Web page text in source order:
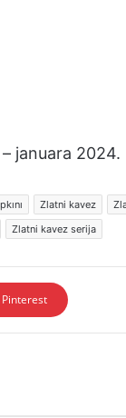
januara 2024.
Zlatni kavez
Zlatni kavez serija
Pinterest